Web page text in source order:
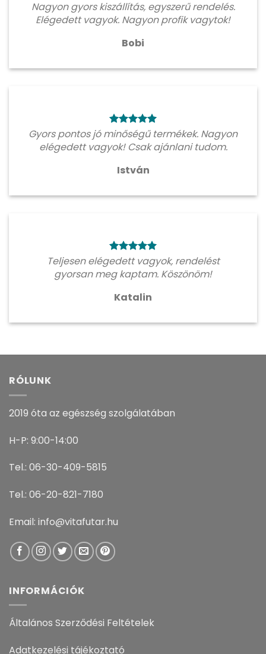
Nagyon gyors kiszállítás, egyszerű rendelés.
Elégedett vagyok. Nagyon profik vagytok!
Bobi
Gyors pontos jó minőségű termékek. Nagyon
elégedett vagyok! Csak ajánlani tudom.
István
Teljesen elégedett vagyok, rendelést
gyorsan meg kaptam. Köszönöm!
Katalin
RÓLUNK
2019 óta az egészség szolgálatában
H-P: 9:00-14:00
Tel.: 06-30-409-5815
Tel.: 06-20-821-7180
Email: info@vitafutar.hu
INFORMÁCIÓK
Általános Szerződési Feltételek
Adatkezelési tájékoztató